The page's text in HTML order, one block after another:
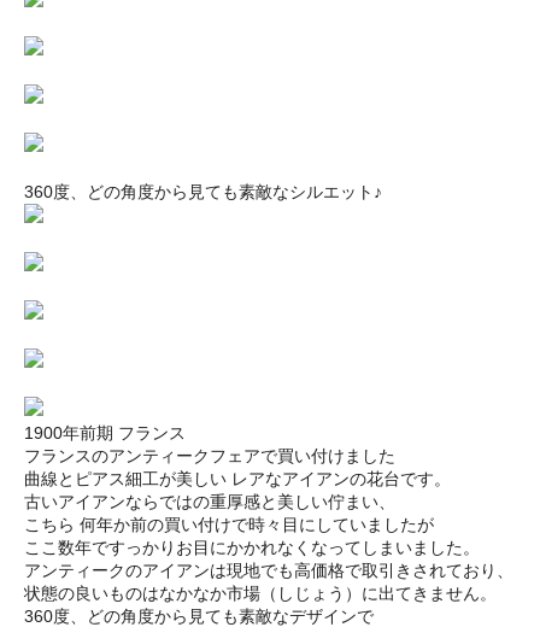
360度、どの角度から見ても素敵なシルエット♪
1900年前期 フランス
フランスのアンティークフェアで買い付けました
曲線とピアス細工が美しい レアなアイアンの花台です。
古いアイアンならではの重厚感と美しい佇まい、
こちら 何年か前の買い付けで時々目にしていましたが
ここ数年ですっかりお目にかかれなくなってしまいました。
アンティークのアイアンは現地でも高価格で取引きされており、
状態の良いものはなかなか市場（しじょう）に出てきません。
360度、どの角度から見ても素敵なデザインで